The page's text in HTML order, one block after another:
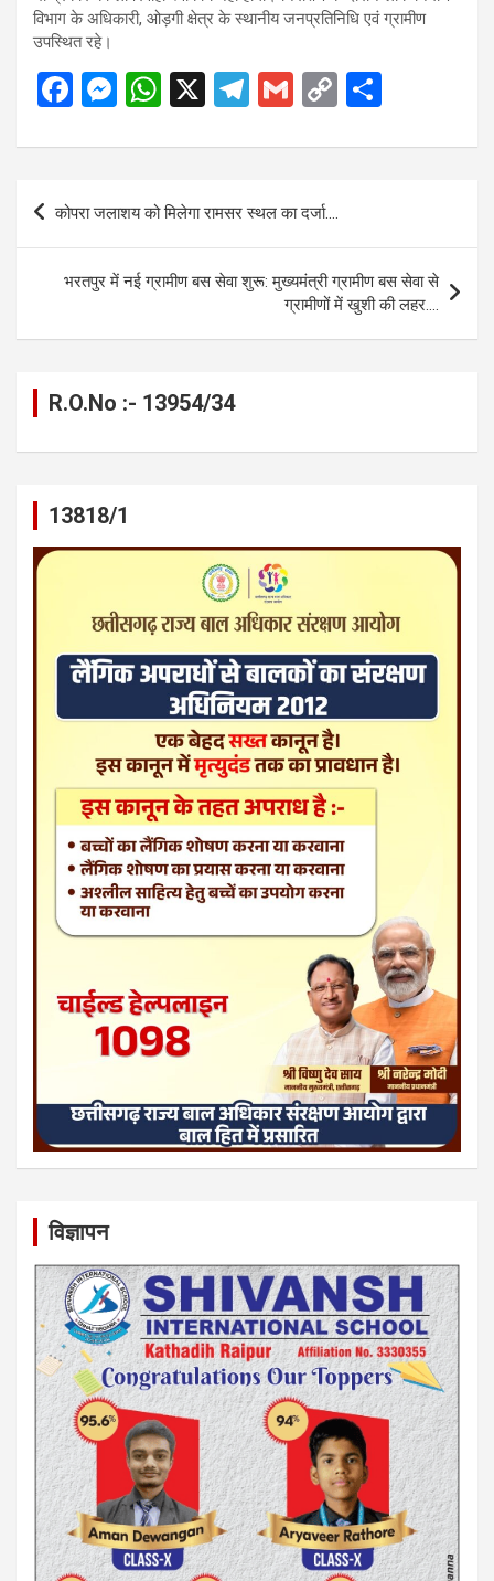
विभाग के अधिकारी, ओड़गी क्षेत्र के स्थानीय जनप्रतिनिधि एवं ग्रामीण
उपस्थित रहे।
F
ce
o
o
k
M
se
g
er
W
at
s
A
p
p
X
T
e
a
m
G
ail
C
py
k
ar
Post
कोपरा जलाशय को मिलेगा रामसर स्थल का दर्जा….
भरतपुर में नई ग्रामीण बस सेवा शुरू: मुख्यमंत्री ग्रामीण बस सेवा से
ग्रामीणों में खुशी की लहर….
R.O.No :- 13954/34
13818/1
विज्ञापन